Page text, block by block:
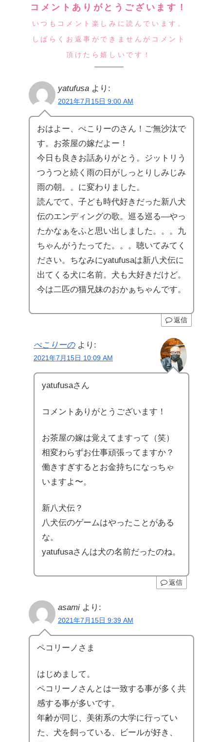
コメントありがとうございます！
いつもコメント楽しみに読んでいます。
しばらくお返事ができませんがコメント
頂けたら嬉しいです！
yatufusa より:
2021年7月15日 9:00 AM
おはよー、ぺこりーのさん！ご無沙汰で
す。お茶屋の嫁だよー！
今日も良きお話ありがとう。ジットリう
つうつと続く雨の日がしっとりしみじみ
雨の朝。。に変わりました。
読んでて、子ども時代好きだった新八犬
伝のエンディングの歌。巡る巡る―やっ
たかなぁをふと思い出しました。。。九
ちゃんがうたってた。。。聴いてみてく
ださい。ちなみにyatufusaは新八犬伝に
出てくる犬に名前。犬も大好きだけど。
今は二匹の猫兄妹のおかぁちゃんです。
返信
ぺこりーの より:
2021年7月15日 10:09 AM
yatufusaさん
コメントありがとうございます！
お茶屋の嫁は覚えてますって（笑）
相変わらずお仕事頑張ってますか？
働きすぎするとお金持ちになっちゃ
いますよ〜。
新八犬伝？
八犬伝のゲームはやったことがある
な。
yatufusaさんは犬の名前だったのね。
返信
asami より:
2021年7月15日 9:39 AM
ペコリーノさま
はじめまして。
ペコリーノさんとは一致する事が多く共
感する事が多いです。
年齢が同じ、美術系の大学に行ってい
た、犬を飼っている、ビールが好き、